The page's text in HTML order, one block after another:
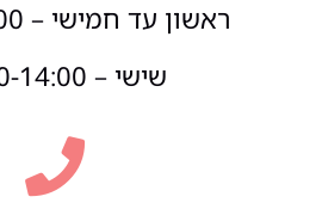
ראשון עד חמישי – 08:00-19:00
שישי – 08:00-14:00